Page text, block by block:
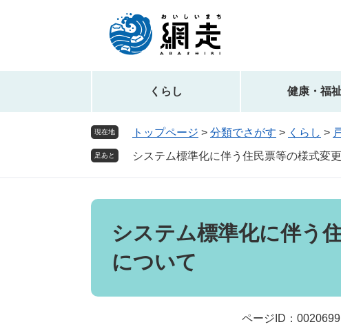
先
を
くらし 健康・福
現在地 トップページ > 分類でさがす > くらし >
足あと システム標準化に伴う住民票等の様式変
本
システム標準化に伴う
について
ページID：0020699